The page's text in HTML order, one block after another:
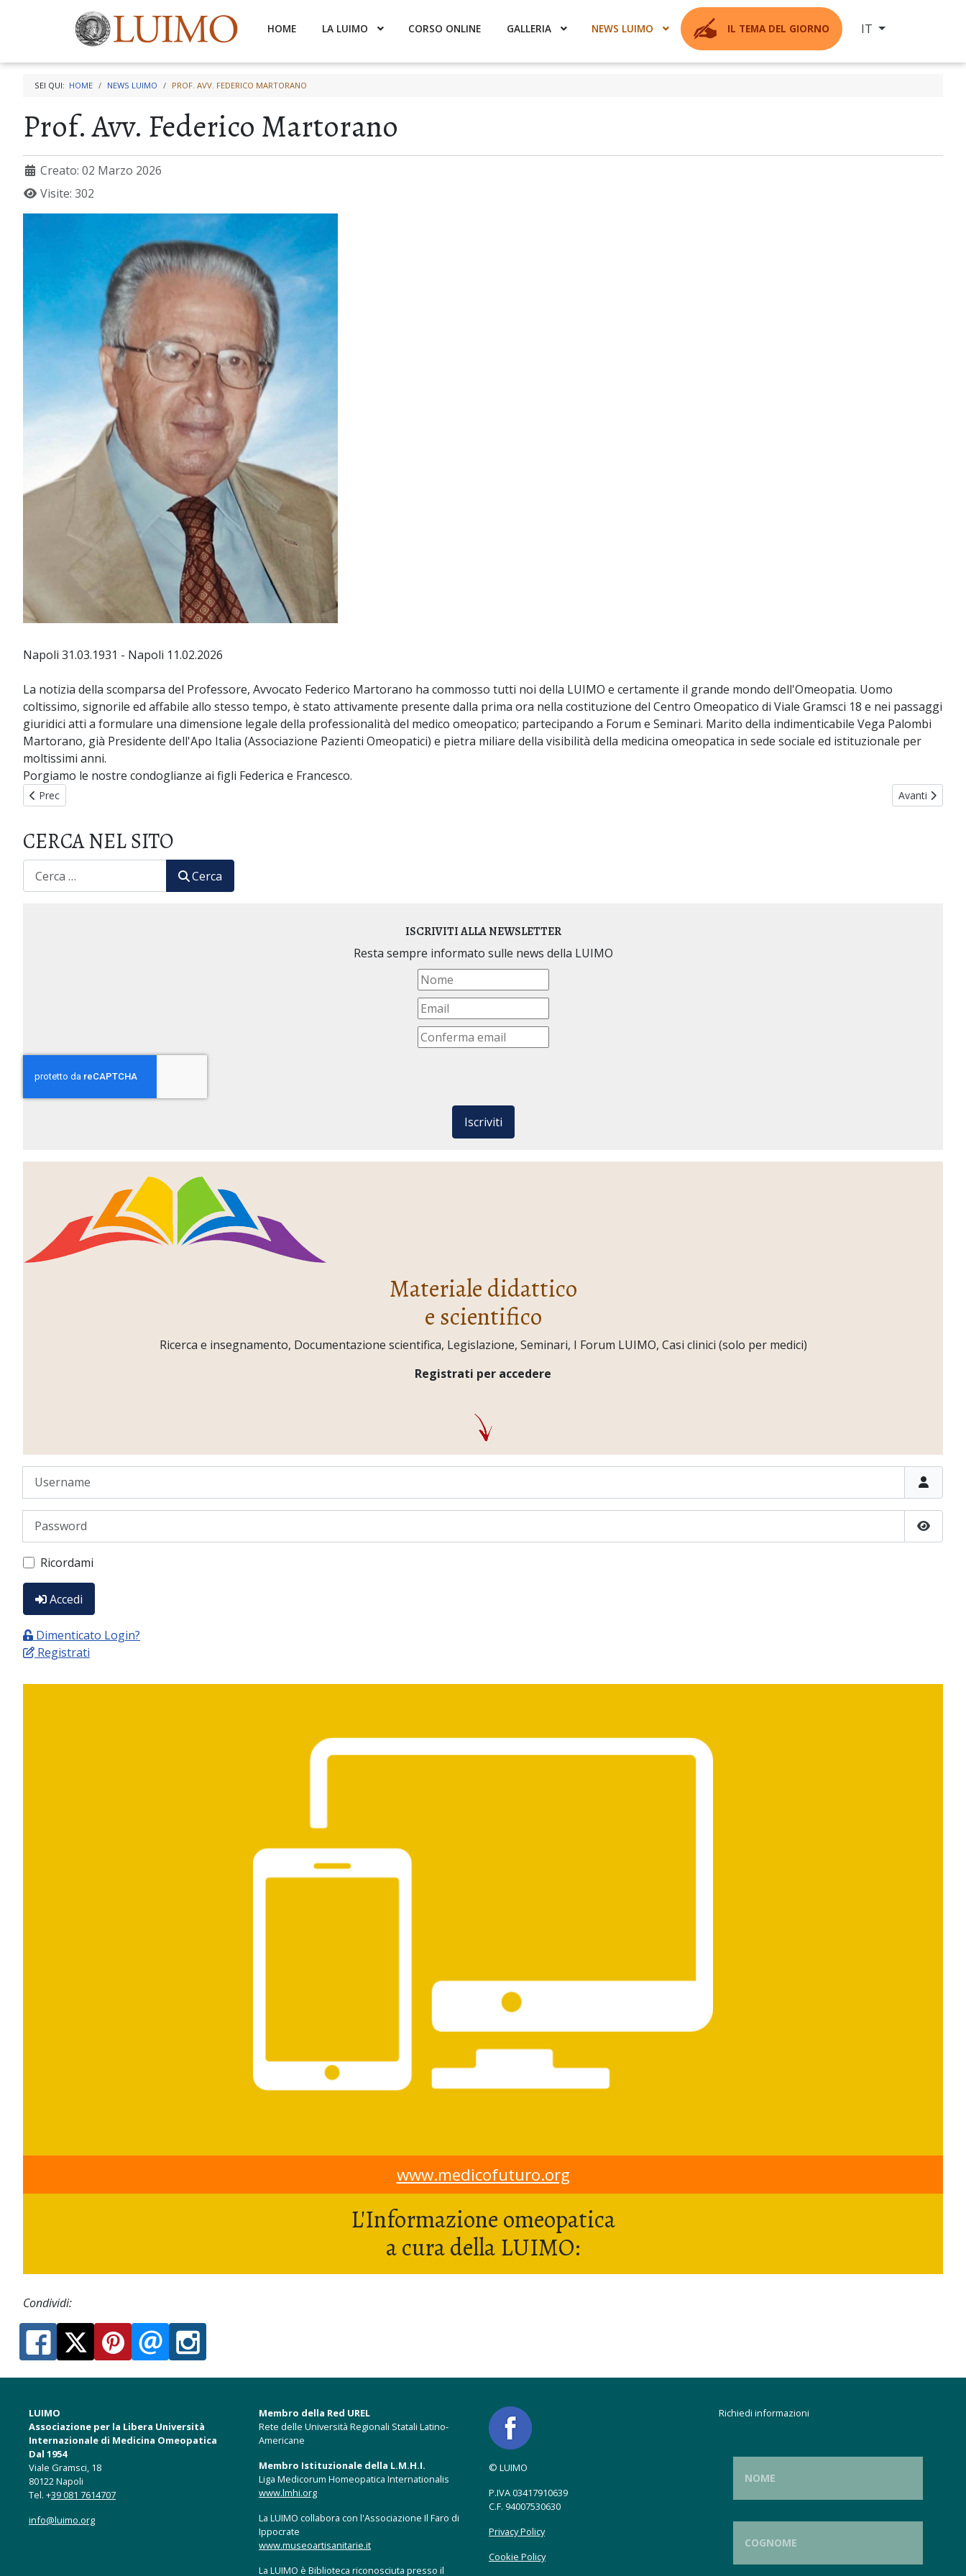
HOME LA LUIMO CORSO ONLINE GALLERIA NEWS LUIMO IL TEMA DEL GIORNO Seleziona la tua
IT
SEI QUI: HOME NEWS LUIMO PROF. AVV. FEDERICO MARTORANO
Prof. Avv. Federico Martorano
Creato: 02 Marzo 2026
Visite: 302
Napoli 31.03.1931 - Napoli 11.02.2026
La notizia della scomparsa del Professore, Avvocato Federico Martorano ha commosso tutti noi della LUIMO e certamente il grande mondo dell'Omeopatia. Uomo
coltissimo, signorile ed affabile allo stesso tempo, è stato attivamente presente dalla prima ora nella costituzione del Centro Omeopatico di Viale Gramsci 18 e nei passaggi
giuridici atti a formulare una dimensione legale della professionalità del medico omeopatico; partecipando a Forum e Seminari. Marito della indimenticabile Vega Palombi
Martorano, già Presidente dell'Apo Italia (Associazione Pazienti Omeopatici) e pietra miliare della visibilità della medicina omeopatica in sede sociale ed istituzionale per
moltissimi anni.
Porgiamo le nostre condoglianze ai figli Federica e Francesco.
Articolo precedente: Sostieni il Museo dell'Omeopatia
Prec Articolo
Avanti
CERCA NEL SITO
Cerca
ISCRIVITI ALLA NEWSLETTER
Resta sempre informato sulle news della LUIMO
Iscriviti
Materiale didattico
e scientifico
Ricerca e insegnamento, Documentazione scientifica, Legislazione, Seminari, I Forum LUIMO, Casi clinici (solo per medici)
Registrati per accedere
Username
Password
Show
Ricordami
Accedi
Dimenticato Login?
Registrati
www.medicofuturo.org
L'Informazione omeopatica
a cura della LUIMO:
Condividi:
LUIMO
Associazione per la Libera Università
Internazionale di Medicina Omeopatica
Dal 1954
Viale Gramsci, 18
80122 Napoli
Tel. +39 081 7614707
info@luimo.org
Membro della Red UREL
Rete delle Università Regionali Statali Latino-
Americane
Membro Istituzionale della L.M.H.I.
Liga Medicorum Homeopatica Internationalis
www.lmhi.org
La LUIMO collabora con l'Associazione Il Faro di
Ippocrate
www.museoartisanitarie.it
La LUIMO è Biblioteca riconosciuta presso il
© LUIMO
P.IVA 03417910639
C.F. 94007530630
Privacy Policy
Cookie Policy
Richiedi informazioni